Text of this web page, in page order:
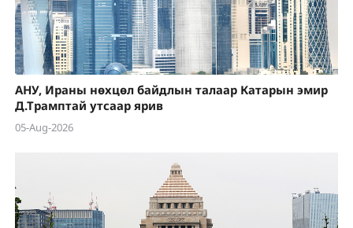
АНУ, Ираны нөхцөл байдлын талаар Катарын эмир
Д.Трамптай утсаар ярив
05-Aug-2026